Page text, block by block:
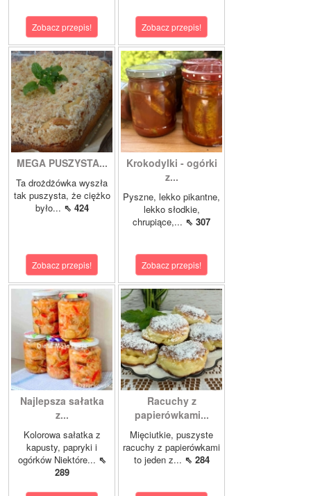
Zobacz przepis! Zobacz przepis!
MEGA PUSZYSTA...
Ta drożdżówka wyszła
tak puszysta, że ciężko
było... ⇖ 424
Zobacz przepis!
Krokodylki - ogórki
z...
Pyszne, lekko pikantne,
lekko słodkie,
chrupiące,... ⇖ 307
Zobacz przepis!
Najlepsza sałatka
z...
Kolorowa sałatka z
kapusty, papryki i
ogórków Niektóre... ⇖
289
Racuchy z
papierówkami...
Mięciutkie, puszyste
racuchy z papierówkami
to jeden z... ⇖ 284